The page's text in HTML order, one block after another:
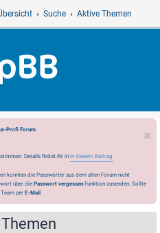
Suche Aktive Themen
Profi Forum
Details findet ihr in in diesem Beitrag.
konnten die Passwörter aus dem alten Forum nicht
über die Passwort vergessen Funktion zusenden. Sollte
perE-Mail.